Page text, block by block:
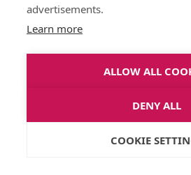
advertisements.
Learn more
ALLOW ALL
DENY ALL
COOKIE